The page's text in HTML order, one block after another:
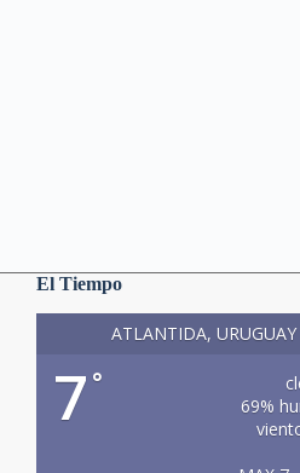
El Tiempo
ATLANTIDA, URUGUAY
7 °
69%